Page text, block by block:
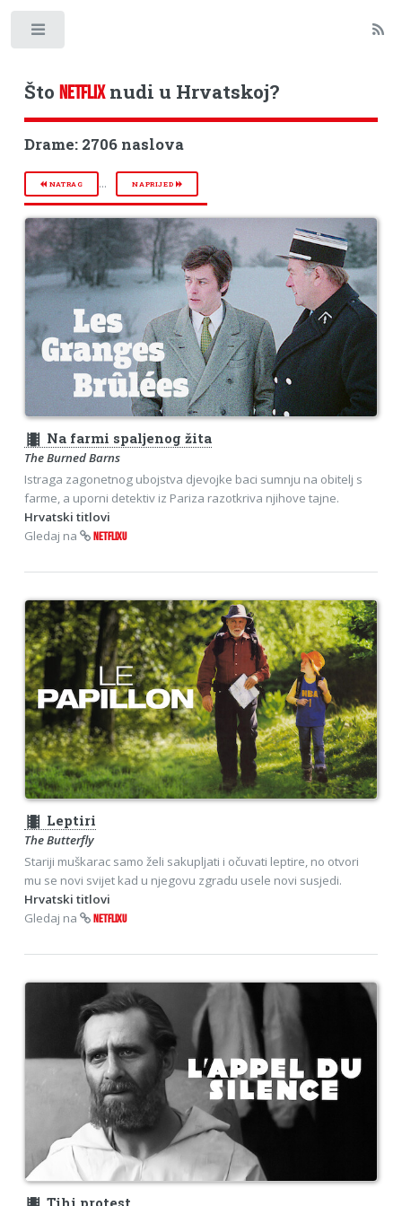
Što NETFLIXnudi u Hrvatskoj?
Drame: 2706 naslova
NATRAG ... NAPRIJED
theaters Na farmi spaljenog žita
The Burned Barns
Istraga zagonetnog ubojstva djevojke baci sumnju na obitelj s
farme, a uporni detektiv iz Pariza razotkriva njihove tajne.
Hrvatski titlovi
Gledaj na
NETFLIXU
theaters Leptiri
The Butterfly
Stariji muškarac samo želi sakupljati i očuvati leptire, no otvori
mu se novi svijet kad u njegovu zgradu usele novi susjedi.
Hrvatski titlovi
Gledaj na
NETFLIXU